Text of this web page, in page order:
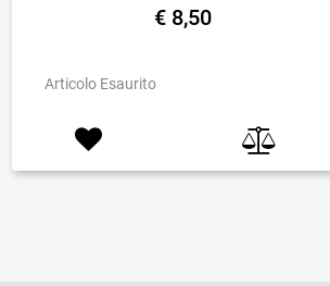
€ 8,50
Articolo Esaurito